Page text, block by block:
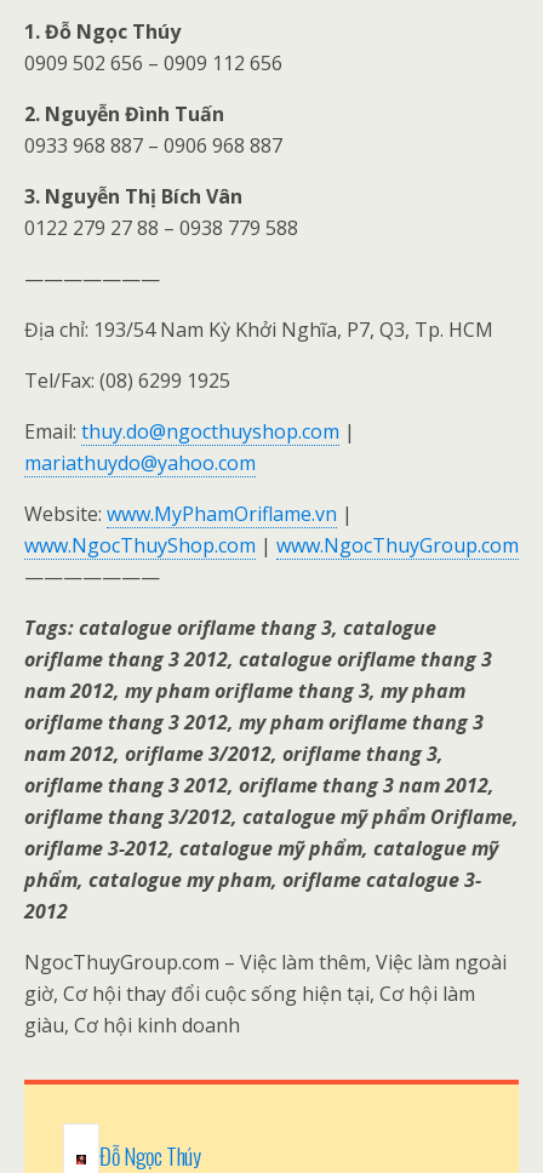
1. Đỗ Ngọc Thúy
0909 502 656 – 0909 112 656
2. Nguyễn Đình Tuấn
0933 968 887 – 0906 968 887
3. Nguyễn Thị Bích Vân
0122 279 27 88 – 0938 779 588
———————
Địa chỉ: 193/54 Nam Kỳ Khởi Nghĩa, P7, Q3, Tp. HCM
Tel/Fax: (08) 6299 1925
Email: thuy.do@ngocthuyshop.com |
mariathuydo@yahoo.com
Website: www.MyPhamOriflame.vn |
www.NgocThuyShop.com | www.NgocThuyGroup.com
———————
Tags: catalogue oriflame thang 3, catalogue
oriflame thang 3 2012, catalogue oriflame thang 3
nam 2012, my pham oriflame thang 3, my pham
oriflame thang 3 2012, my pham oriflame thang 3
nam 2012, oriflame 3/2012, oriflame thang 3,
oriflame thang 3 2012, oriflame thang 3 nam 2012,
oriflame thang 3/2012, catalogue mỹ phẩm Oriflame,
oriflame 3-2012, catalogue mỹ phẩm, catalogue mỹ
phẩm, catalogue my pham, oriflame catalogue 3-
2012
NgocThuyGroup.com – Việc làm thêm, Việc làm ngoài
giờ, Cơ hội thay đổi cuộc sống hiện tại, Cơ hội làm
giàu, Cơ hội kinh doanh
Đỗ Ngọc Thúy